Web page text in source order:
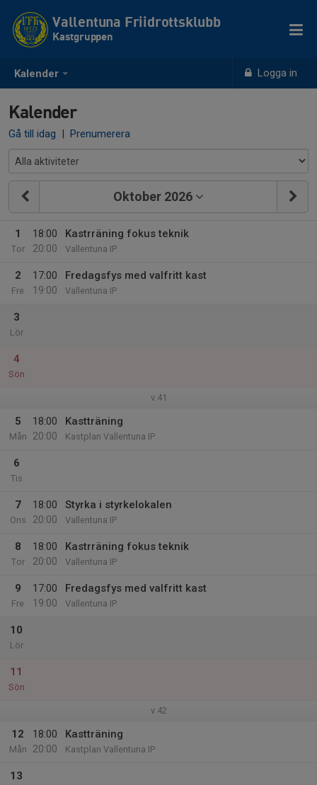
Kalender Logga in
Vallentuna Friidrottsklubb
Kastgruppen
Kalender
Gå till idag | Prenumerera
Oktober 2026
1
Tor
18:00
20:00
Kastrräning fokus teknik
Vallentuna IP
2
Fre
17:00
19:00
Fredagsfys med valfritt kast
Vallentuna IP
3
Lör
4
Sön
v.41
5
Mån
18:00
20:00
Kastträning
Kastplan Vallentuna IP
6
Tis
7
Ons
18:00
20:00
Styrka i styrkelokalen
Vallentuna IP
8
Tor
18:00
20:00
Kastrräning fokus teknik
Vallentuna IP
9
Fre
17:00
19:00
Fredagsfys med valfritt kast
Vallentuna IP
10
Lör
11
Sön
v.42
12
Mån
18:00
20:00
Kastträning
Kastplan Vallentuna IP
13